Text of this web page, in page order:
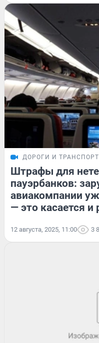
ДОРОГИ И ТРАНСПОРТ
Штрафы для
пауэрбанков:
авиакомпании
— это касается и
12 августа, 2025, 11:00 3